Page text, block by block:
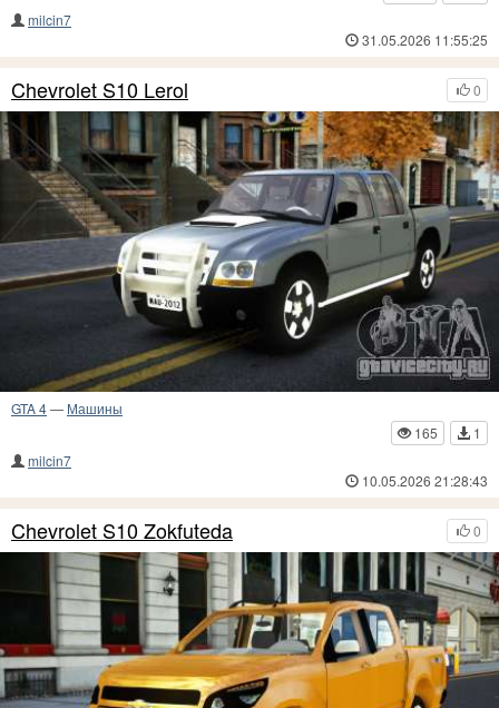
milcin7
31.05.2026 11:55:25
0
Chevrolet S10 Lerol
GTA 4— Машины
165
1
milcin7
10.05.2026 21:28:43
0
Chevrolet S10 Zokfuteda